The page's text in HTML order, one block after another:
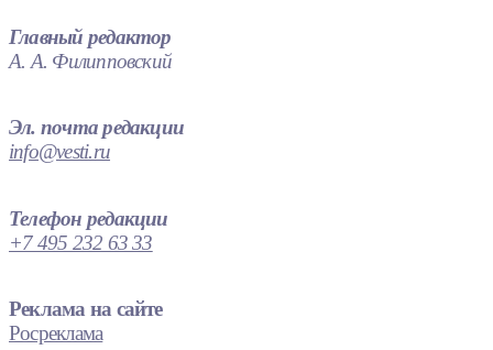
Главный редактор
А. А. Филипповский
Эл. почта редакции
info@vesti.ru
Телефон редакции
+7 495 232 63 33
Реклама на сайте
Росреклама